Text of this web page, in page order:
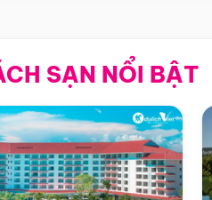
SẠN NỔI BẬT